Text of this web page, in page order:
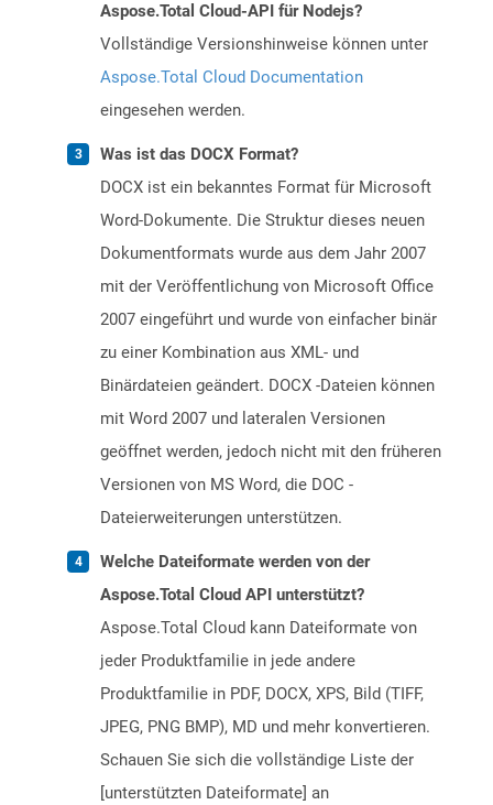
Aspose.Total Cloud-API für Nodejs?
Vollständige Versionshinweise können unter
Aspose.Total Cloud Documentation
eingesehen werden.
Was ist das DOCX Format?
DOCX ist ein bekanntes Format für Microsoft
Word-Dokumente. Die Struktur dieses neuen
Dokumentformats wurde aus dem Jahr 2007
mit der Veröffentlichung von Microsoft Office
2007 eingeführt und wurde von einfacher binär
zu einer Kombination aus XML- und
Binärdateien geändert. DOCX -Dateien können
mit Word 2007 und lateralen Versionen
geöffnet werden, jedoch nicht mit den früheren
Versionen von MS Word, die DOC -
Dateierweiterungen unterstützen.
Welche Dateiformate werden von der
Aspose.Total Cloud API unterstützt?
Aspose.Total Cloud kann Dateiformate von
jeder Produktfamilie in jede andere
Produktfamilie in PDF, DOCX, XPS, Bild (TIFF,
JPEG, PNG BMP), MD und mehr konvertieren.
Schauen Sie sich die vollständige Liste der
[unterstützten Dateiformate] an